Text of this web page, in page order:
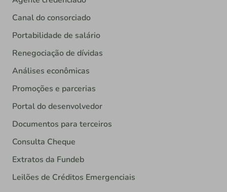
Canal do consorciado
Portabilidade de salário
Renegociação de dívidas
Análises econômicas
Promoções e parcerias
Portal do desenvolvedor
Documentos para terceiros
Consulta Cheque
Extratos da Fundeb
Leilões de Créditos Emergenciais